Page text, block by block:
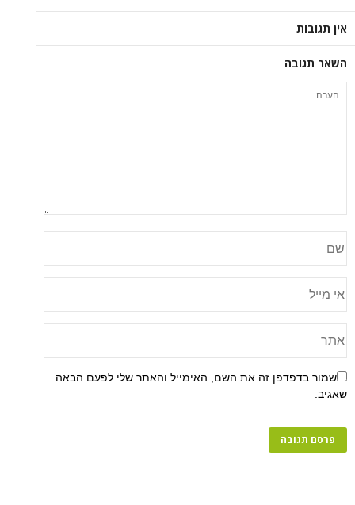
אין תגובות
השאר תגובה
שמור בדפדפן זה את השם, האימייל והאתר שלי לפעם הבאה
שאגיב.